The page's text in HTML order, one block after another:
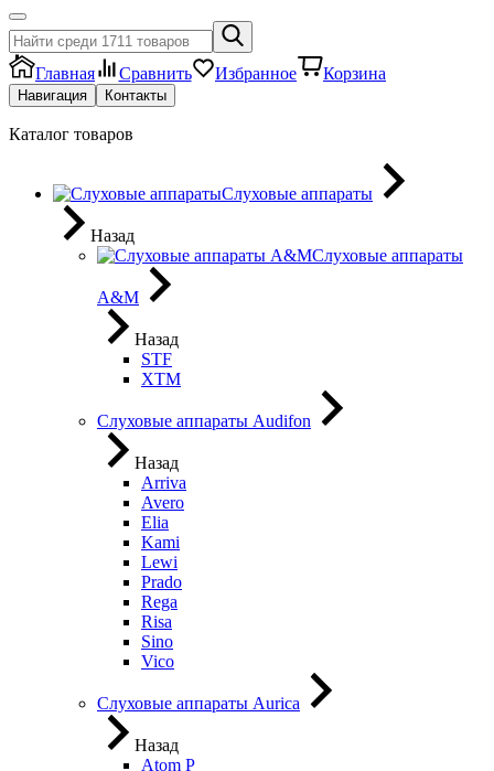
Главная Сравнить Избранное Корзина
Навигация Контакты
Каталог товаров
Слуховые аппараты
Назад
Слуховые аппараты
A&M
Назад
STF
XTM
Слуховые аппараты Audifon
Назад
Arriva
Avero
Elia
Kami
Lewi
Prado
Rega
Risa
Sino
Vico
Слуховые аппараты Aurica
Назад
Atom P